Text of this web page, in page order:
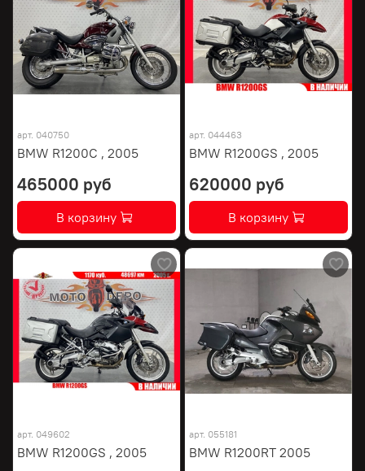
арт. 040750
BMW R1200C , 2005
465000 руб
В корзину
арт. 044463
BMW R1200GS , 2005
620000 руб
В корзину
арт. 049602
BMW R1200GS , 2005
арт. 055181
BMW R1200RT 2005